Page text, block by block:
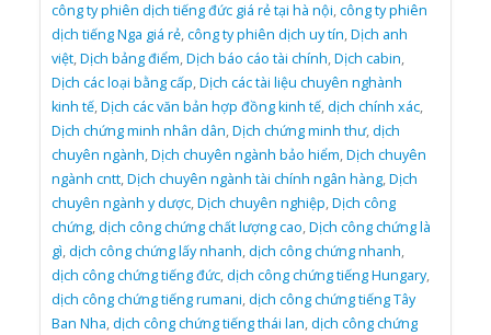
công ty phiên dịch tiếng đức giá rẻ tại hà nội,công ty phiên
dịch tiếng Nga giá rẻ,công ty phiên dịch uy tín,Dịch anh
việt,Dịch bảng điểm,Dịch báo cáo tài chính,Dịch cabin,
Dịch các loại bằng cấp,Dịch các tài liệu chuyên nghành
kinh tế,Dịch các văn bản hợp đồng kinh tế,dịch chính xác,
Dịch chứng minh nhân dân,Dịch chứng minh thư,dịch
chuyên ngành,Dịch chuyên ngành bảo hiểm,Dịch chuyên
ngành cntt,Dịch chuyên ngành tài chính ngân hàng,Dịch
chuyên ngành y dược,Dịch chuyên nghiệp,Dịch công
chứng,dịch công chứng chất lượng cao,Dịch công chứng là
gì,dịch công chứng lấy nhanh,dịch công chứng nhanh,
dịch công chứng tiếng đức,dịch công chứng tiếng Hungary,
dịch công chứng tiếng rumani,dịch công chứng tiếng Tây
Ban Nha,dịch công chứng tiếng thái lan,dịch công chứng